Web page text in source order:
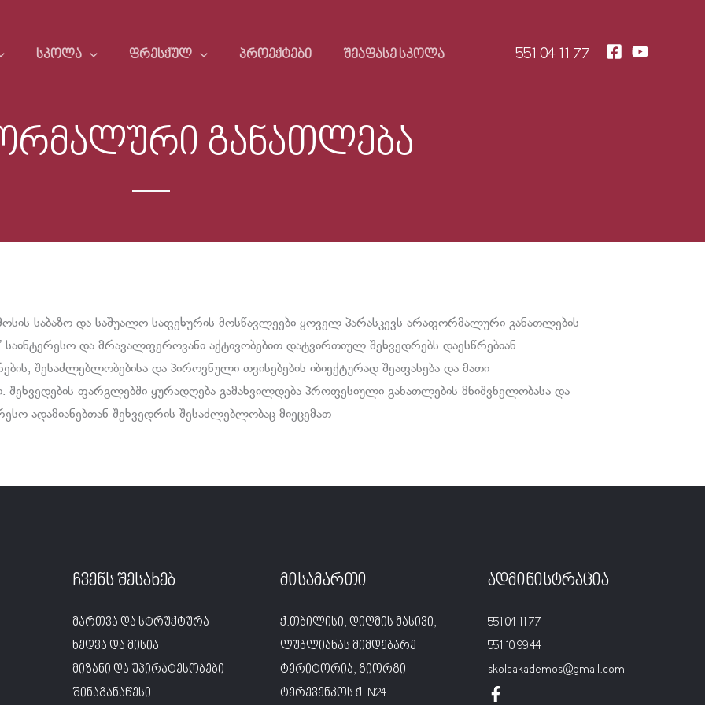
ᲡᲙᲝᲚᲐ ᲤᲠᲔᲡᲥᲣᲚ ᲞᲠᲝᲔᲥᲢᲔᲑᲘ ᲨᲔᲐᲤᲐᲡᲔ ᲡᲙᲝᲚᲐ 551 04 11 77
განათლება
საბაზო და საშუალო საფეხურის მოსწავლეები ყოველ პარასკევს არაფორმალური განათლების
და მრავალფეროვანი აქტივობებით დატვირთიულ შეხვედრებს დაესწრებიან.
შესაძლებლობებისა და პიროვნული თვისებების იბიექტურად შეაფასება და მათი
შეხვედების ფარგლებში ყურადღება გამახვილდება პროფესიული განათლების მნიშვნელობასა და
ადამიანებთან შეხვედრის შესაძლებლობაც მიეცემათ
ჩვენს შესახებ
მართვა და სტრუქტურა
ხედვა და მისია
მიზანი და უპირატესობები
შინაგანაწესი
მისამართი
ქ.თბილისი, დიღმის მასივი,
ლუბლიანას მიმდებარე
ტერიტორია, გიორგი
ტერევენკოს ქ. N24
ადმინისტრაცია
551 04 11 77
551 10 99 44
skolaakademos@gmail.com